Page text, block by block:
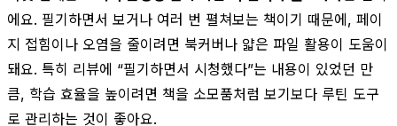
에요. 필기하면서 보거나 여러 번 펼쳐보는 책이기 때문에, 페이
지 접힘이나 오염을 줄이려면 북커버나 얇은 파일 활용이 도움이
돼요. 특히 리뷰에 “필기하면서 시청했다”는 내용이 있었던 만
큼, 학습 효율을 높이려면 책을 소모품처럼 보기보다 루틴 도구
로 관리하는 것이 좋아요.